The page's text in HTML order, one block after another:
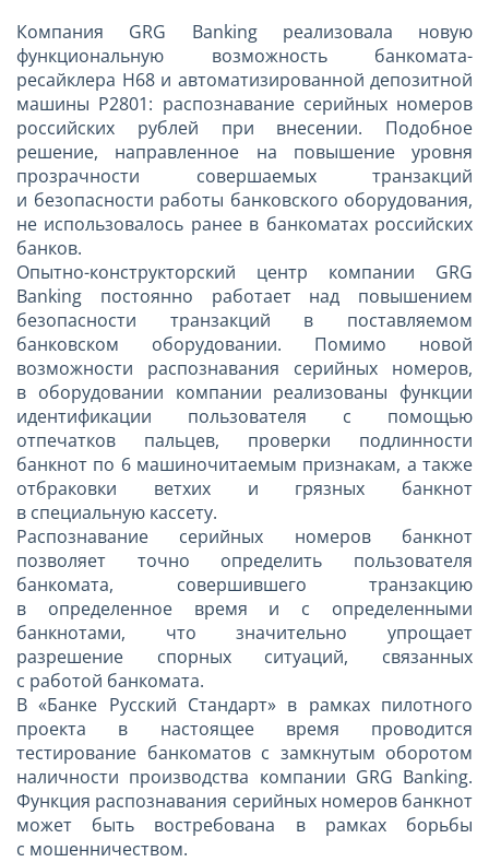
Компания GRG Banking реализовала новую
функциональную возможность банкомата-
ресайклера H68 и автоматизированной депозитной
машины P2801: распознавание серийных номеров
российских рублей при внесении. Подобное
решение, направленное на повышение уровня
прозрачности совершаемых транзакций
и безопасности работы банковского оборудования,
не использовалось ранее в банкоматах российских
банков.
Опытно-конструкторский центр компании GRG
Banking постоянно работает над повышением
безопасности транзакций в поставляемом
банковском оборудовании. Помимо новой
возможности распознавания серийных номеров,
в оборудовании компании реализованы функции
идентификации пользователя с помощью
отпечатков пальцев, проверки подлинности
банкнот по 6 машиночитаемым признакам, а также
отбраковки ветхих и грязных банкнот
в специальную кассету.
Распознавание серийных номеров банкнот
позволяет точно определить пользователя
банкомата, совершившего транзакцию
в определенное время и с определенными
банкнотами, что значительно упрощает
разрешение спорных ситуаций, связанных
с работой банкомата.
В «Банке Русский Стандарт» в рамках пилотного
проекта в настоящее время проводится
тестирование банкоматов с замкнутым оборотом
наличности производства компании GRG Banking.
Функция распознавания серийных номеров банкнот
может быть востребована в рамках борьбы
с мошенничеством.